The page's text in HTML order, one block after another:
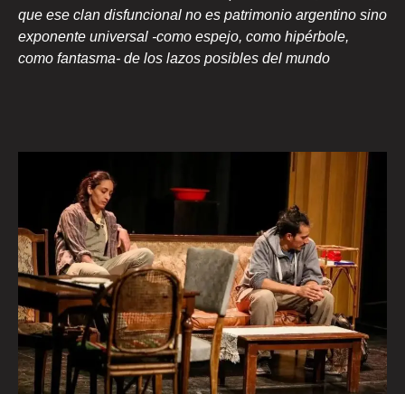
que ese clan disfuncional no es patrimonio argentino sino
exponente universal -como espejo, como hipérbole,
como fantasma- de los lazos posibles del mundo